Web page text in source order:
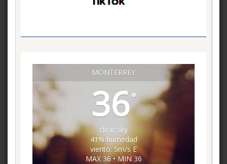
MONTERREY
36°
clear sky
41% humedad
viento: 5m/s E
MAX 36 • MIN 36